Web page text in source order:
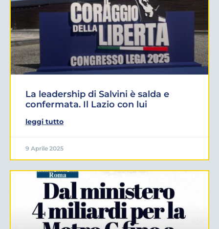
La leadership di Salvini è salda e
confermata. Il Lazio con lui
leggi tutto
9 Aprile 2025